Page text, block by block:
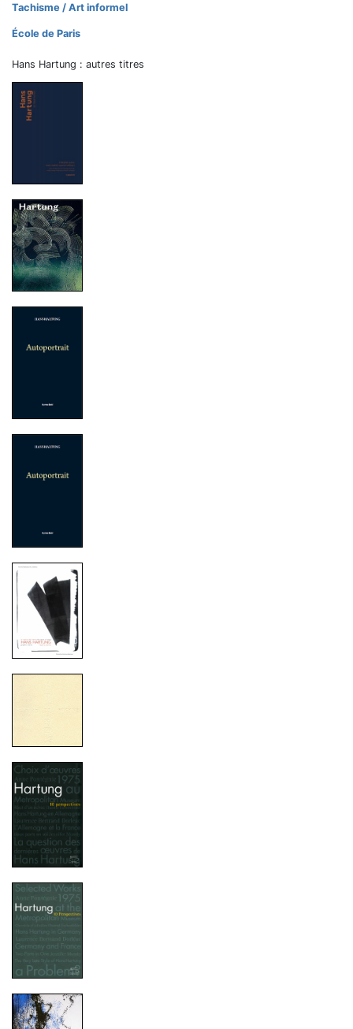
Tachisme / Art informel
École de Paris
Hans Hartung : autres titres